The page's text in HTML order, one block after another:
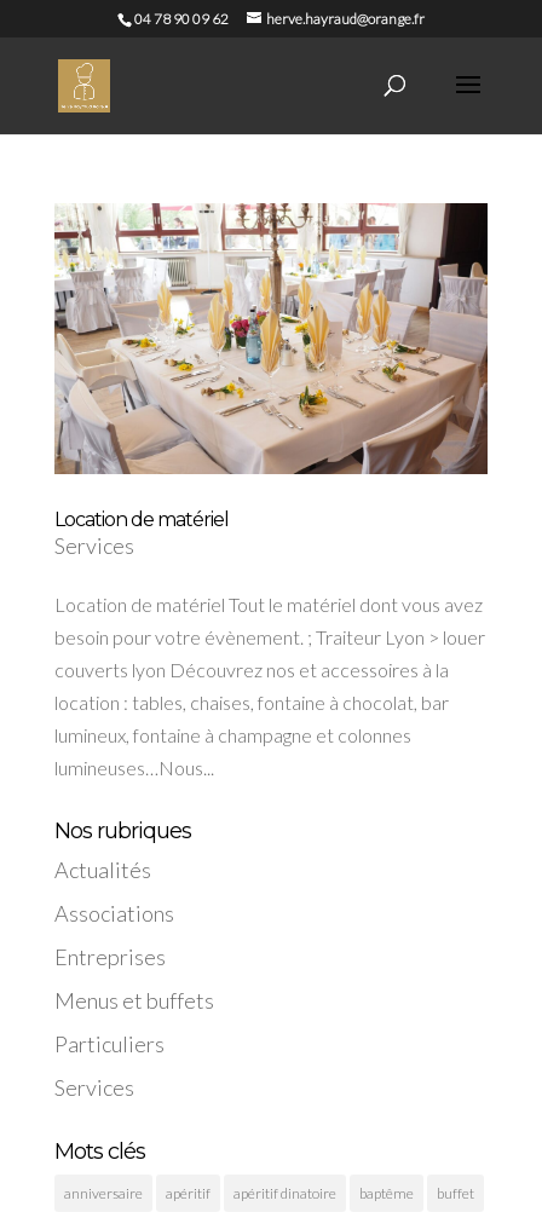
04 78 90 09 62 herve.hayraud@orange.fr
Location de matériel
Services
Location de matériel Tout le matériel dont vous avez
besoin pour votre évènement. ; Traiteur Lyon > louer
couverts lyon Découvrez nos et accessoires à la
location : tables, chaises, fontaine à chocolat, bar
lumineux, fontaine à champagne et colonnes
lumineuses…Nous...
Nos rubriques
Actualités
Associations
Entreprises
Menus et buffets
Particuliers
Services
Mots clés
anniversaire apéritif apéritif dinatoire baptême buffet